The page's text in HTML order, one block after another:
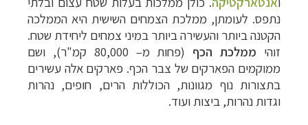
נתפס. לעומתן, ממלכת הצמחים השישית היא הממלכה
הקטנה ביותר והעשירה ביותר במיני צמחים ליחידת שטח.
זוהי ממלכת הכף
(פחות מ– 80,000 קמ"ר), ושם
ממוקמים הפארקים של צבר הכף. פארקים אלה עשירים
בתצורות נוף מגוונות, הכוללות הרים, חופים, נהרות
וגדות נהרות, ביצות ועוד.